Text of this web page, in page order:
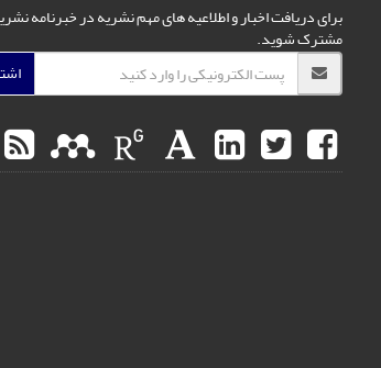
برای دریافت اخبار و اطلاعیه های مهم نشریه در خبرنامه
مشترک شوید.